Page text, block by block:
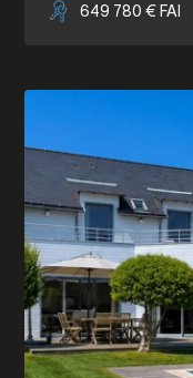
649 780 € FAI